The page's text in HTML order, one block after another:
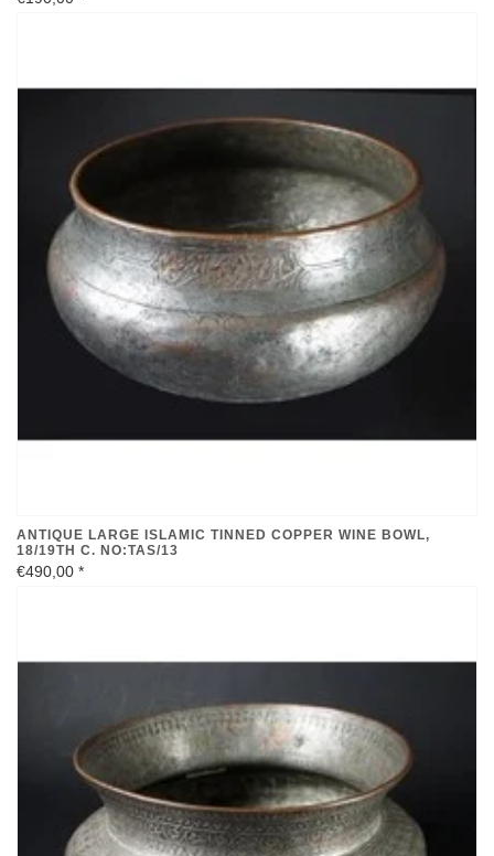
ANTIQUE LARGE ISLAMIC TINNED COPPER WINE BOWL,
18/19TH C. NO:TAS/13
€490,00 *